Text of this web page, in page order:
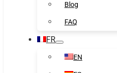
Blog
FAQ
FR
EN